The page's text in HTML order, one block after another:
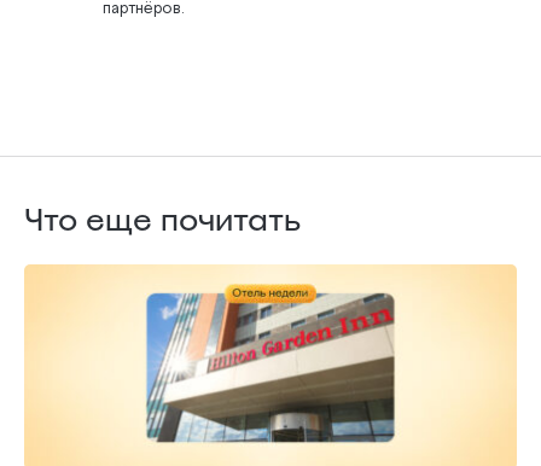
партнёров.
Что еще почитать